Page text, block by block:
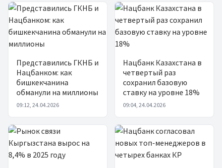
Новости
Представились ГКНБ и
Нацбанком: как
бишкекчанина
обманули на миллионы
09:12, 24.04.2026
Нацбанк Казахстана в
четвертый раз
сохранил базовую
ставку на уровне 18%
09:04, 24.04.2026